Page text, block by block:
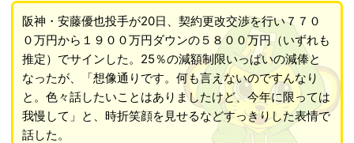
阪神・安藤優也投手が20日、契約更改交渉を行い７７０
０万円から１９００万円ダウンの５８００万円（いずれも
推定）でサインした。25％の減額制限いっぱいの減俸と
なったが、「想像通りです。何も言えないのですんなり
と。色々話したいことはありましたけど、今年に限っては
我慢して」と、時折笑顔を見せるなどすっきりした表情で
話した。